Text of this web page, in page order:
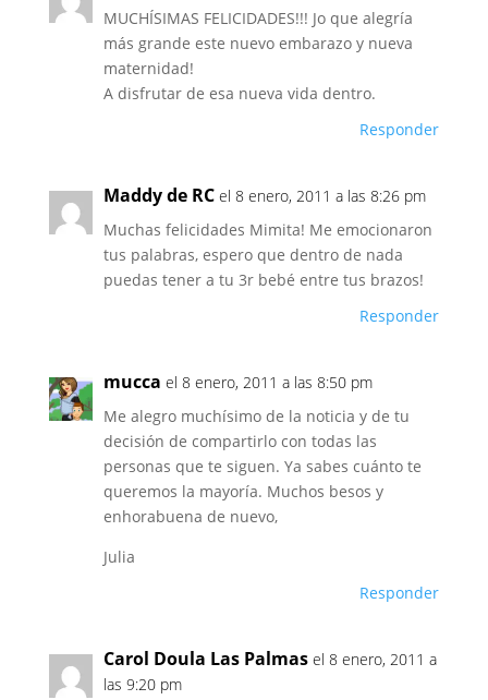
MUCHÍSIMAS FELICIDADES!!! Jo que alegría
más grande este nuevo embarazo y nueva
maternidad!
A disfrutar de esa nueva vida dentro.
Responder
Maddy de RC el 8 enero, 2011 a las 8:26 pm
Muchas felicidades Mimita! Me emocionaron
tus palabras, espero que dentro de nada
puedas tener a tu 3r bebé entre tus brazos!
Responder
mucca el 8 enero, 2011 a las 8:50 pm
Me alegro muchísimo de la noticia y de tu
decisión de compartirlo con todas las
personas que te siguen. Ya sabes cuánto te
queremos la mayoría. Muchos besos y
enhorabuena de nuevo,
Julia
Responder
Carol Doula Las Palmas el 8 enero, 2011 a
las 9:20 pm